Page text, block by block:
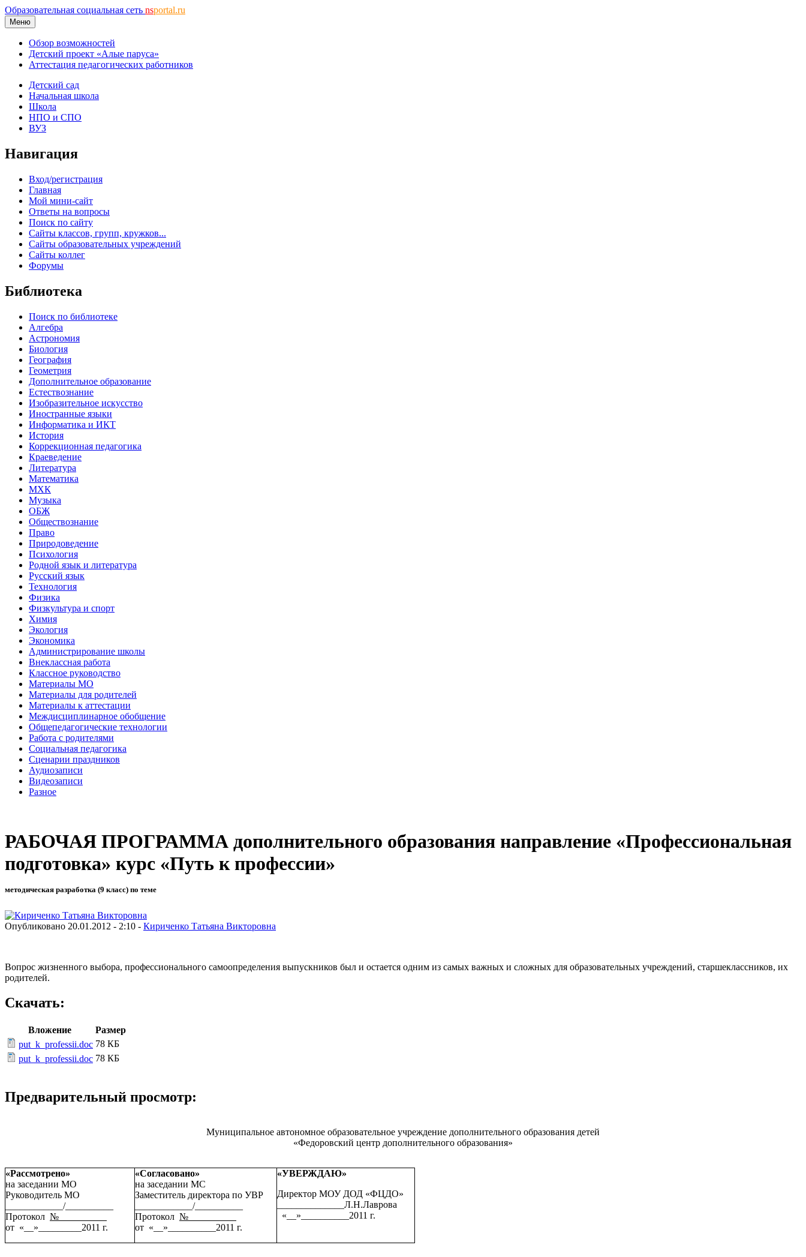
Образовательная социальная сеть nsportal.ru
Меню
Обзор возможностей
Детский проект «Алые паруса»
Аттестация педагогических работников
Детский сад
Начальная школа
Школа
НПО и СПО
ВУЗ
Навигация
Вход/регистрация
Главная
Мой мини-сайт
Ответы на вопросы
Поиск по сайту
Сайты классов, групп, кружков...
Сайты образовательных учреждений
Сайты коллег
Форумы
Библиотека
Поиск по библиотеке
Алгебра
Астрономия
Биология
География
Геометрия
Дополнительное образование
Естествознание
Изобразительное искусство
Иностранные языки
Информатика и ИКТ
История
Коррекционная педагогика
Краеведение
Литература
Математика
МХК
Музыка
ОБЖ
Обществознание
Право
Природоведение
Психология
Родной язык и литература
Русский язык
Технология
Физика
Физкультура и спорт
Химия
Экология
Экономика
Администрирование школы
Внеклассная работа
Классное руководство
Материалы МО
Материалы для родителей
Материалы к аттестации
Междисциплинарное обобщение
Общепедагогические технологии
Работа с родителями
Социальная педагогика
Сценарии праздников
Аудиозаписи
Видеозаписи
Разное
РАБОЧАЯ ПРОГРАММА дополнительного образования направление «Профессиональная
подготовка» курс «Путь к профессии»
методическая разработка (9 класс) по теме
Опубликовано 20.01.2012 - 2:10 - Кириченко Татьяна Викторовна
Вопрос жизненного выбора, профессионального самоопределения выпускников был и остается одним из самых важных и сложных для образовательных учреждений, старшеклассников, их
родителей.
Скачать:
Вложение
Размер
put_k_professii.doc 78 КБ
put_k_professii.doc 78 КБ
Предварительный просмотр:
Муниципальное автономное образовательное учреждение дополнительного образования детей
«Федоровский центр дополнительного образования»
«Рассмотрено»
на заседании МО
Руководитель МО
____________/__________
Протокол №
от «__»_________2011 г.
«Согласовано»
на заседании МС
Заместитель директора по УВР
____________/__________
Протокол №
от «__»__________2011 г.
«УВЕРЖДАЮ»
Директор МОУ ДОД «ФЦДО»
______________Л.Н.Лаврова
«__»__________2011 г.